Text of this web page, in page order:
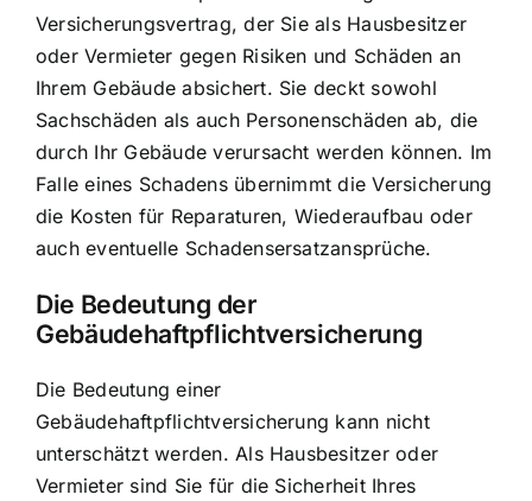
Versicherungsvertrag, der Sie als Hausbesitzer
oder Vermieter gegen Risiken und Schäden an
Ihrem Gebäude absichert. Sie deckt sowohl
Sachschäden als auch Personenschäden ab, die
durch Ihr Gebäude verursacht werden können. Im
Falle eines Schadens übernimmt dieVersicherung
die Kosten für Reparaturen, Wiederaufbau oder
auch eventuelle Schadensersatzansprüche.
Die Bedeutung der
Gebäudehaftpflichtversicherung
Die Bedeutung einer
Gebäudehaftpflichtversicherung kann nicht
unterschätzt werden. Als Hausbesitzer oder
Vermieter sind Sie für die Sicherheit Ihres